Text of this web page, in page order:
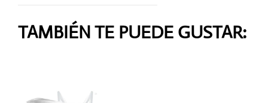
TAMBIÉN TE PUEDE GUSTAR: